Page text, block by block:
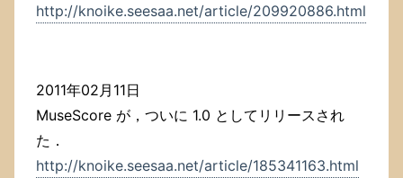
http://knoike.seesaa.net/article/209920886.html
2011年02月11日
MuseScore が，ついに 1.0 としてリリースされ
た．
http://knoike.seesaa.net/article/185341163.html